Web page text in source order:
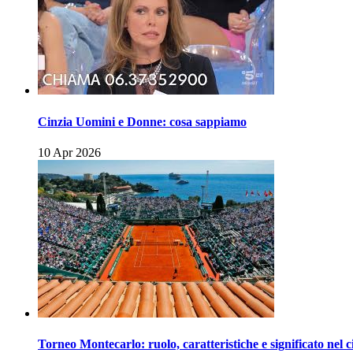
Cinzia Uomini e Donne: cosa sappiamo
10 Apr 2026
Torneo Montecarlo: ruolo, caratteristiche e significato nel